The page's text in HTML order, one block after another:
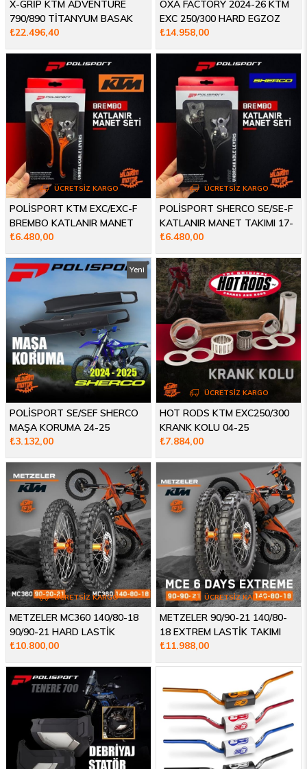
X-GRİP KTM ADVENTURE
790/890 TİTANYUM BASAK
SETİ 16-25
₺22.496,40
OXA FACTORY 2024-26 KTM
EXC 250/300 HARD EGZOZ
₺14.958,00
POLİSPORT KTM EXC/EXC-F
BREMBO KATLANIR MANET
SETİ 14-24
₺6.480,00
ÜCRETSIZ KARGO
POLİSPORT SHERCO SE/SE-F
KATLANIR MANET TAKIMI 17-
26
₺6.480,00
ÜCRETSIZ KARGO
POLİSPORT SE/SEF SHERCO
MAŞA KORUMA 24-25
₺3.132,00
Yeni
HOT RODS KTM EXC250/300
KRANK KOLU 04-25
₺7.884,00
ÜCRETSIZ KARGO
METZELER MC360 140/80-18
90/90-21 HARD LASTİK
TAKIMI
₺10.800,00
ÜCRETSIZ KARGO
METZELER 90/90-21 140/80-
18 EXTREM LASTİK TAKIMI
₺11.988,00
ÜCRETSIZ KARGO